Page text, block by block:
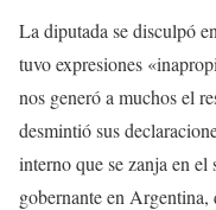
La diputada se disculpó
tuvo expresiones
nos generó a muchos el
desmintió sus
interno que se zanja en
gobernante en Argentina,